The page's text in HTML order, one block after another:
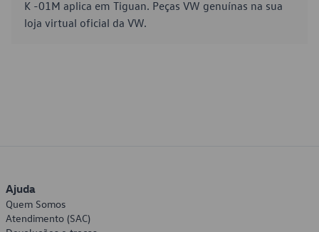
K -01M aplica em Tiguan. Peças VW genuínas na sua
loja virtual oficial da VW.
Ajuda
Quem Somos
Atendimento (SAC)